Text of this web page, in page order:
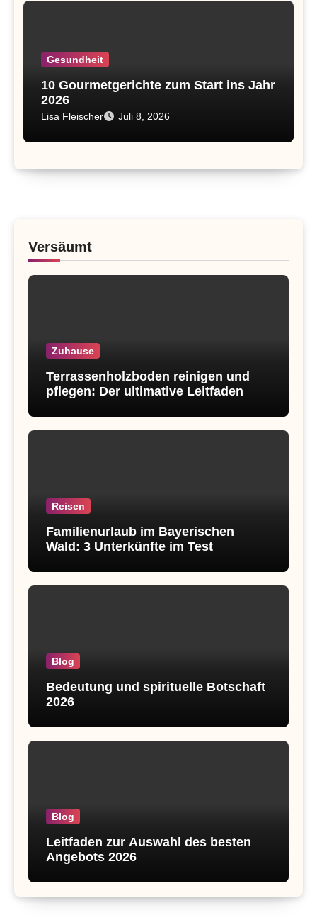
Gesundheit
10 Gourmetgerichte zum Start ins Jahr
2026
Lisa Fleischer Juli 8, 2026
Versäumt
Zuhause
Terrassenholzboden reinigen und
pflegen: Der ultimative Leitfaden
Reisen
Familienurlaub im Bayerischen
Wald: 3 Unterkünfte im Test
Blog
Bedeutung und spirituelle Botschaft
2026
Blog
Leitfaden zur Auswahl des besten
Angebots 2026